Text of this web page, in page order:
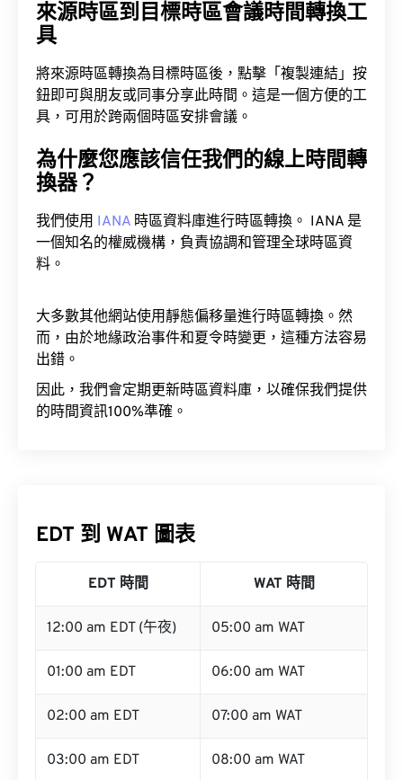
來源時區到目標時區會議時間轉換工
具
將來源時區轉換為目標時區後，點擊「複製連結」按
鈕即可與朋友或同事分享此時間。這是一個方便的工
具，可用於跨兩個時區安排會議。
為什麼您應該信任我們的線上時間轉
換器？
我們使用 IANA 時區資料庫進行時區轉換。 IANA 是
一個知名的權威機構，負責協調和管理全球時區資
料。
大多數其他網站使用靜態偏移量進行時區轉換。然
而，由於地緣政治事件和夏令時變更，這種方法容易
出錯。
因此，我們會定期更新時區資料庫，以確保我們提供
的時間資訊100%準確。
EDT 到 WAT 圖表
EDT 時間 WAT 時間
12:00 am EDT (午夜) 05:00 am WAT
01:00 am EDT 06:00 am WAT
02:00 am EDT 07:00 am WAT
03:00 am EDT 08:00 am WAT